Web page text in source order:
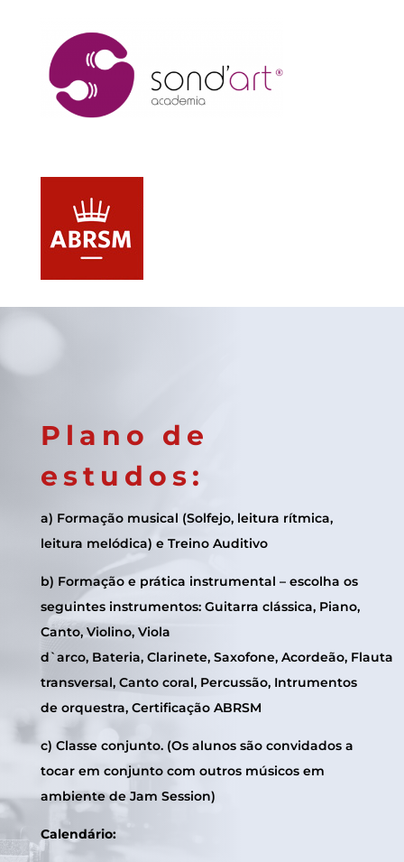
Plano de
estudos:
a) Formação musical (Solfejo, leitura rítmica,
leitura melódica) e Treino Auditivo
b) Formação e prática instrumental – escolha os
seguintes instrumentos: Guitarra clássica, Piano,
Canto, Violino, Viola
d`arco, Bateria, Clarinete, Saxofone, Acordeão, Flauta
transversal, Canto coral, Percussão, Intrumentos
de orquestra, Certificação ABRSM
c) Classe conjunto. (Os alunos são convidados a
tocar em conjunto com outros músicos em
ambiente de Jam Session)
Calendário: